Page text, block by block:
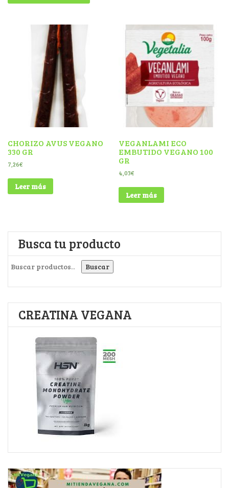
CHORIZO AVUS VEGANO
330 GR
7,26€
Leer más
VEGANLAMI ECO
EMBUTIDO VEGANO 100
GR
4,03€
Leer más
Busca tu producto
Buscar
CREATINA VEGANA